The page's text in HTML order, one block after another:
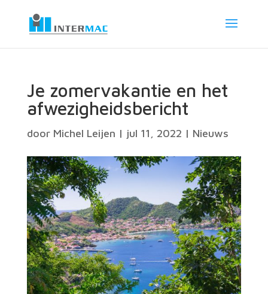
Je zomervakantie en het
afwezigheidsbericht
door Michel Leijen | jul 11, 2022 | Nieuws